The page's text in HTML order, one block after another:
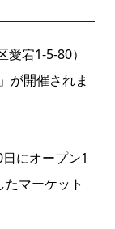
宕1-5-80）
が開催されま
にオープン1
マーケット